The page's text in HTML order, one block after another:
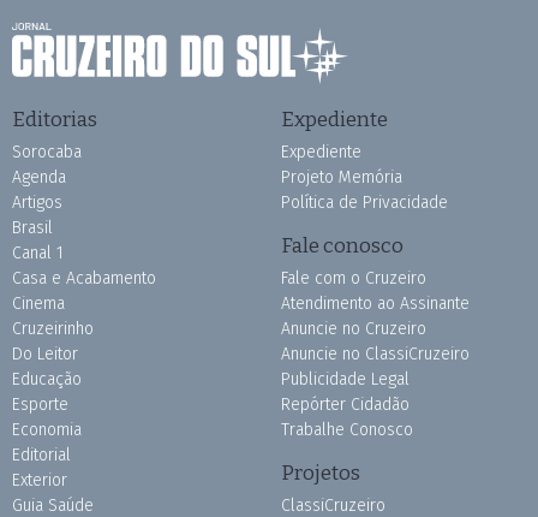
Editorias
Sorocaba
Agenda
Artigos
Brasil
Canal 1
Casa e Acabamento
Cinema
Cruzeirinho
Do Leitor
Educação
Esporte
Economia
Editorial
Exterior
Guia Saúde
Expediente
Expediente
Projeto Memória
Política de Privacidade
Fale conosco
Fale com o Cruzeiro
Atendimento ao Assinante
Anuncie no Cruzeiro
Anuncie no ClassiCruzeiro
Publicidade Legal
Repórter Cidadão
Trabalhe Conosco
Projetos
ClassiCruzeiro